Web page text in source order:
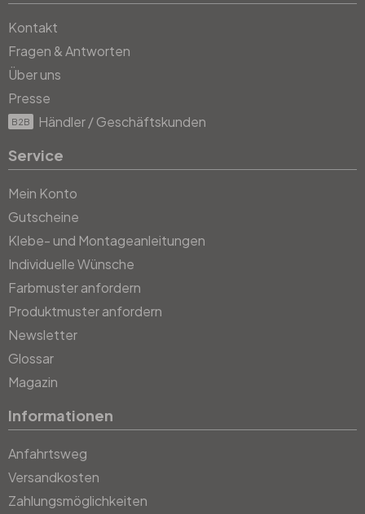
Kontakt
Fragen & Antworten
Über uns
Presse
B2B Händler / Geschäftskunden
Service
Mein Konto
Gutscheine
Klebe- und Montageanleitungen
Individuelle Wünsche
Farbmuster anfordern
Produktmuster anfordern
Newsletter
Glossar
Magazin
Informationen
Anfahrtsweg
Versandkosten
Zahlungsmöglichkeiten